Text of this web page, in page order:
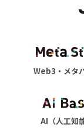
Web3・メタ
AI（人工知